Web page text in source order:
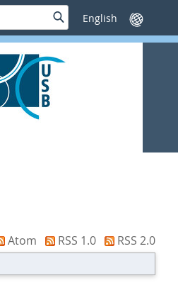
SucheSprache
wechseln
Atom RSS 1.0
RSS 2.0